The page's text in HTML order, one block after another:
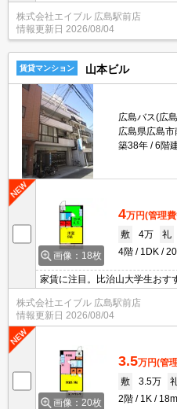
応可。
株式会社エイブル 広島駅前店
情報更新日 2026/08/04
賃貸マンション 山本ビル
広島バス(広
広島県広島
築38年
6階
画像：18枚
4万円(管理
敷
4万 礼
4階
1DK
家賃に注目。比治山大学生おす
件。
株式会社エイブル 広島駅前店
情報更新日 2026/08/04
画像：20枚
3.5万円(管
敷
3.5万
2階
1K